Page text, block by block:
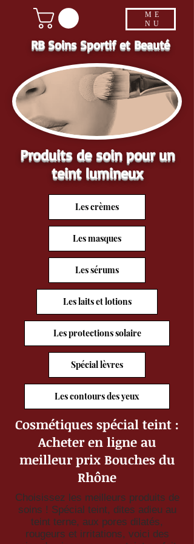
RB Soins Sportif et Beauté
ME
NU
Produits de soin pour un
teint lumineux
Les crèmes
Les masques
Les sérums
Les laits et lotions
Les protections solaire
Spécial lèvres
Les contours des yeux
Cosmétiques spécial teint :
Acheter en ligne au
meilleur prix Bouches du
Rhône
Choisissez les meilleurs produits de
soins ! Spécial teint, dites adieu au
teint terne, aux pores dilatés,
rougeurs et irritations, voici des